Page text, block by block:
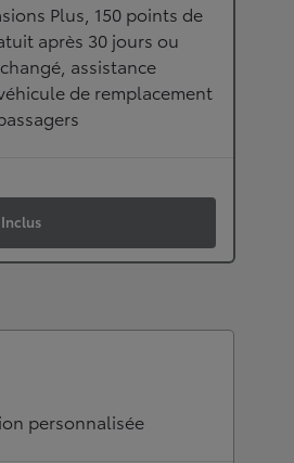
Plus, 150 points de
après 30 jours ou
assistance
de remplacement
Inclus
personnalisée